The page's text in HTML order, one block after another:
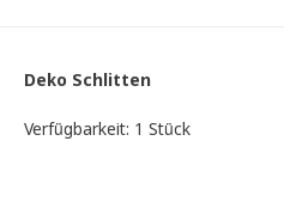
Deko Schlitten
Verfügbarkeit: 1 Stück